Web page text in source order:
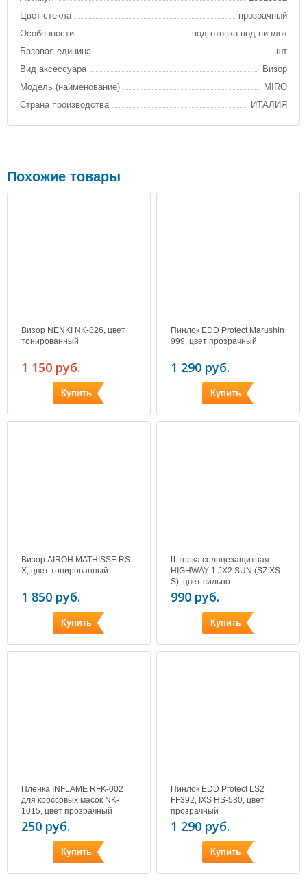
Цвет стекла
прозрачный
Особенности
подготовка под пинлок
Базовая единица
шт
Вид аксессуара
Визор
Модель (наименование)
MIRO
Страна производства
ИТАЛИЯ
Похожие товары
Визор NENKI NK-826, цвет
тонированный
1 150 руб.
Купить
Пинлок EDD Protect Marushin
999, цвет прозрачный
1 290 руб.
Купить
Визор AIROH MATHISSE RS-
X, цвет тонированный
1 850 руб.
Купить
Шторка солнцезащитная
HIGHWAY 1 JX2 SUN (SZ.XS-
S), цвет сильно
тонированный
990 руб.
Купить
Пленка INFLAME RFK-002
для кроссовых масок NK-
1015, цвет прозрачный
250 руб.
Купить
Пинлок EDD Protect LS2
FF392, IXS HS-580, цвет
прозрачный
1 290 руб.
Купить